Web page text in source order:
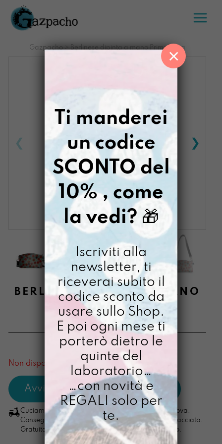
Salta
contenuto
Gazpacho > Berlinese dipinta a mano PrimaVega
BERLINESE DIPINTA A MANO
PRIMAVEGA
€68,00
[ Borsa a tracolla: 14 x 24 x 6cm ]
Non disponibile al momento
Cuciamo ogni ordine nel nostro laboratorio di Padova.
Consegna in 4/5 giorni lavorativi, pacco sempre tracciato.
Gratuita per ordini di importo superiore ai 100 euro.
Ti manderei
un codice
SCONTO del
10% , come
la vedi? 🎁
Iscriviti alla
newsletter, ti
riceverai subito il
codice sconto da
usare sullo Shop.
E poi ogni mese ti
porterò dietro le
quinte del
laboratorio…
…con novità e
REGALI solo per
te.
×